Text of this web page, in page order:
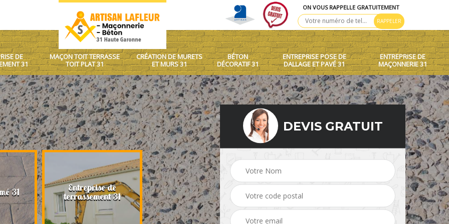
ON VOUS RAPPELLE GRATUITEMENT
DE
31
MAÇON TOIT TERRASSE
TOIT PLAT 31
CRÉATION DE MURETS
ET MURS 31
BÉTON
DÉCORATIF 31
ENTREPRISE POSE DE
DALLAGE ET PAVÉ 31
ENTREPRISE DE
MAÇONNERIE 31
31 Entreprise de
terrassement 31
Maçon toit terrasse toit
plat 31
Création de murets et
murs 31 Béton décoratif 31
DEVIS GRATUIT